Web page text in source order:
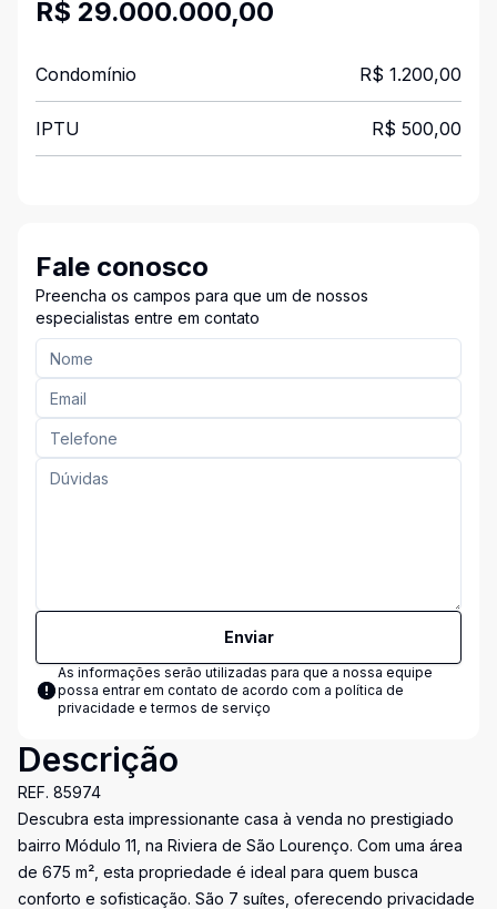
R$ 29.000.000,00
Condomínio R$ 1.200,00
IPTU R$ 500,00
Fale conosco
Preencha os campos para que um de nossos
especialistas entre em contato
Enviar
As informações serão utilizadas para que a nossa equipe
possa entrar em contato de acordo com a política de
privacidade e termos de serviço
Descrição
REF. 85974
Descubra esta impressionante casa à venda no prestigiado
bairro Módulo 11, na Riviera de São Lourenço. Com uma área
de 675 m², esta propriedade é ideal para quem busca
conforto e sofisticação. São 7 suítes, oferecendo privacidade